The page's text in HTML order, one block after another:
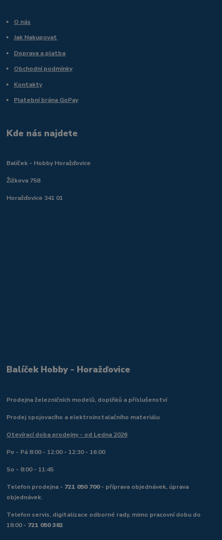
O nás
Jak Nakupovat
Doprava a platba
Obchodní podmínky
Kontakty
Platební brána GoPay
Kde nás najdete
Balíček - Hobby Horažďovice
Žižkova 758
Horažďovice 341 01
Balíček Hobby - Horažďovice
Prodejna železničních modelů, doplňků a příslušenství
Prodej spojovacího a elektroinstalačního materiálu
Otevírací doba prodejny - od Ledna 2026
Po - Pá 8:00 - 12:00 - 12:30 - 16:00
So - 8:00 - 11:45
Telefon prodejna - 721 050 700- příprava objednávek, úprava
objednávek.
Telefon servis, digitalizace odborné rady, mimo pracovní dobu do
18:00 - 721 050 382